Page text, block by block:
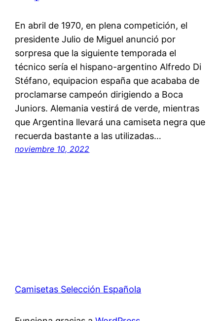
En abril de 1970, en plena competición, el
presidente Julio de Miguel anunció por
sorpresa que la siguiente temporada el
técnico sería el hispano-argentino Alfredo Di
Stéfano, equipacion españa que acababa de
proclamarse campeón dirigiendo a Boca
Juniors. Alemania vestirá de verde, mientras
que Argentina llevará una camiseta negra que
recuerda bastante a las utilizadas…
noviembre 10, 2022
Camisetas Selección Española